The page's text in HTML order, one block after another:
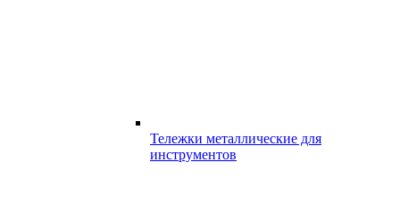
Тележки металлические для
инструментов